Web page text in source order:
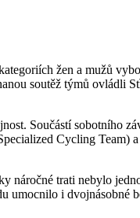
žen a mužů
soutěž týmů ovládli
Součástí sobotního
Cycling Team)
náročné trati nebylo
i dvojnásobné